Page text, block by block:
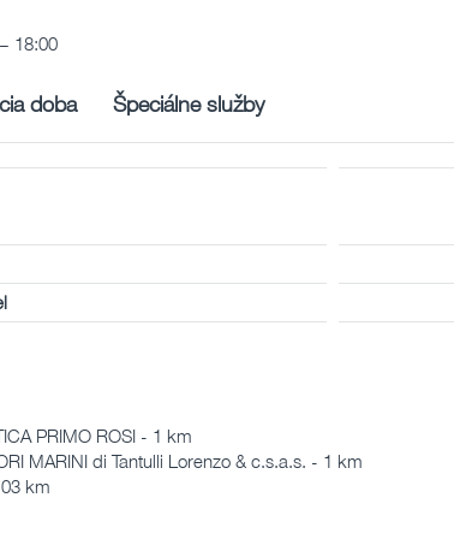
18:00
doba Špeciálne služby
PRIMO ROSI - 1 km
MARINI di Tantulli Lorenzo & c.s.a.s. - 1 km
km